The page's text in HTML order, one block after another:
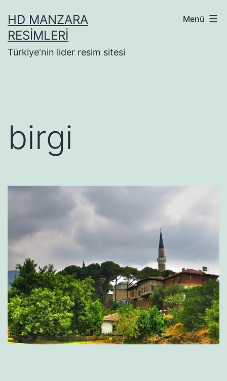
geçHD MANZARA
RESIMLERI
Türkiye'nin lider resim sitesi
Menü
birgi